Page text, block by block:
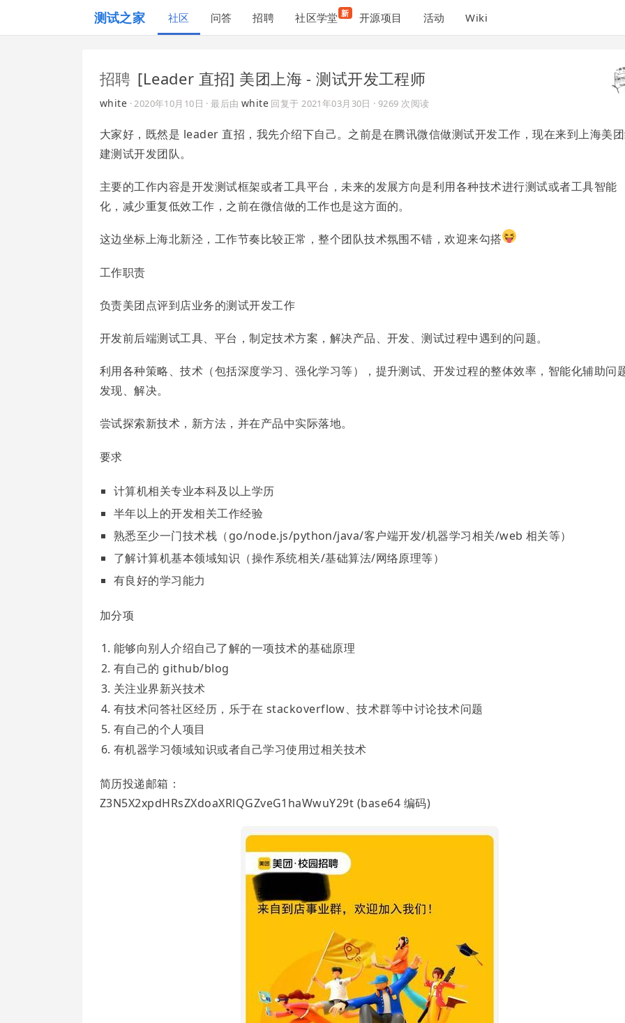
测试之家 社区 问答 招聘 社区学堂 新 开源项目 活动 Wiki
招聘 [Leader 直招] 美团上海 - 测试开发工程师
white ·2020年10月10日 · 最后由 white 回复于2021年03月30日 · 9269 次阅读
大家好，既然是 leader 直招，我先介绍下自己。之前是在腾讯微信做测试开发工作，现在来到上海美
建测试开发团队。
主要的工作内容是开发测试框架或者工具平台，未来的发展方向是利用各种技术进行测试或者工具智能
化，减少重复低效工作，之前在微信做的工作也是这方面的。
这边坐标上海北新泾，工作节奏比较正常，整个团队技术氛围不错，欢迎来勾搭
工作职责
负责美团点评到店业务的测试开发工作
开发前后端测试工具、平台，制定技术方案，解决产品、开发、测试过程中遇到的问题。
利用各种策略、技术（包括深度学习、强化学习等），提升测试、开发过程的整体效率，智能化辅助问
发现、解决。
尝试探索新技术，新方法，并在产品中实际落地。
要求
计算机相关专业本科及以上学历
半年以上的开发相关工作经验
熟悉至少一门技术栈（go/node.js/python/java/客户端开发/机器学习相关/web 相关等）
了解计算机基本领域知识（操作系统相关/基础算法/网络原理等）
有良好的学习能力
加分项
能够向别人介绍自己了解的一项技术的基础原理
有自己的 github/blog
关注业界新兴技术
有技术问答社区经历，乐于在 stackoverflow、技术群等中讨论技术问题
有自己的个人项目
有机器学习领域知识或者自己学习使用过相关技术
简历投递邮箱：
Z3N5X2xpdHRsZXdoaXRlQGZveG1haWwuY29t (base64 编码)